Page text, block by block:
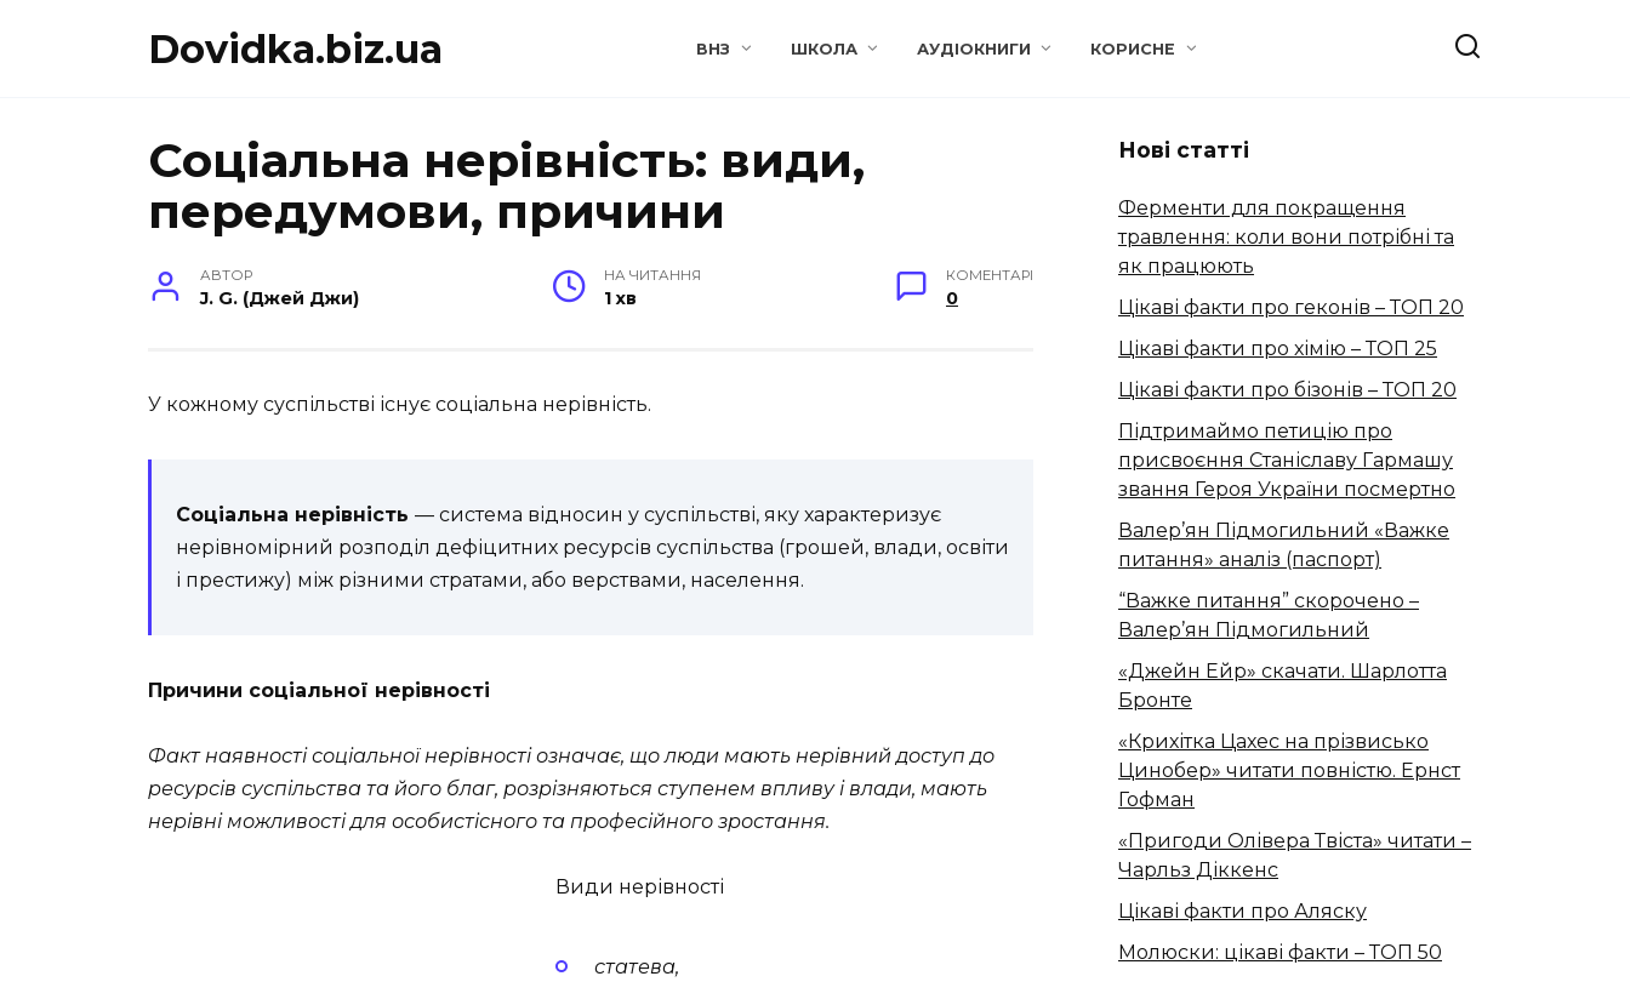
Dovidka.biz.ua ВНЗ ШКОЛА АУДІОКНИГИ КОРИСНЕ
Соціальна нерівність: види,
передумови, причини
АВТОР
J. G. (Джей Джи)
НА ЧИТАННЯ
1 хв
КОМЕНТАРІ
0
У кожному суспільстві існує соціальна нерівність.
Соціальна нерівність — система відносин у суспільстві, яку характеризує
нерівномірний розподіл дефіцитних ресурсів суспільства (грошей, влади, освіти
і престижу) між різними стратами, або верствами, населення.
Причини соціальної нерівності
Факт наявності соціальної нерівності означає, що люди мають нерівний доступ до
ресурсів суспільства та його благ, розрізняються ступенем впливу і влади, мають
нерівні можливості для особистісного та професійного зростання.
Види нерівності
статева,
Нові статті
Ферменти для покращення
травлення: коли вони потрібні та
як працюють
Цікаві факти про геконів – ТОП 20
Цікаві факти про хімію – ТОП 25
Цікаві факти про бізонів – ТОП 20
Підтримаймо петицію про
присвоєння Станіславу Гармашу
звання Героя України посмертно
Валер’ян Підмогильний «Важке
питання» аналіз (паспорт)
“Важке питання” скорочено –
Валер’ян Підмогильний
«Джейн Ейр» скачати. Шарлотта
Бронте
«Крихітка Цахес на прізвисько
Цинобер» читати повністю. Ернст
Гофман
«Пригоди Олівера Твіста» читати –
Чарльз Діккенс
Цікаві факти про Аляску
Молюски: цікаві факти – ТОП 50